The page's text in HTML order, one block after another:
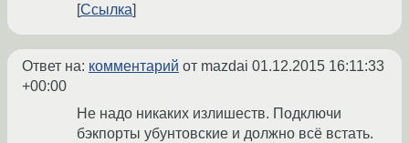
Ссылка
Ответ на: комментарий от mazdai 01.12.2015 16:11:33
+00:00
Не надо никаких излишеств. Подключи
бэкпорты убунтовские и должно всё встать.